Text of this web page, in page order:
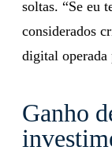
soltas. “Se eu
considerados
digital operada
Ganho